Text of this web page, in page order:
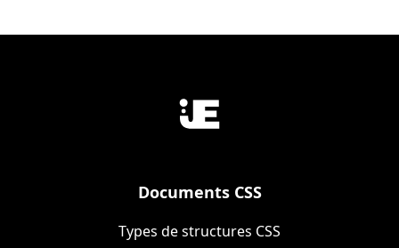
Documents CSS
Types de structures CSS